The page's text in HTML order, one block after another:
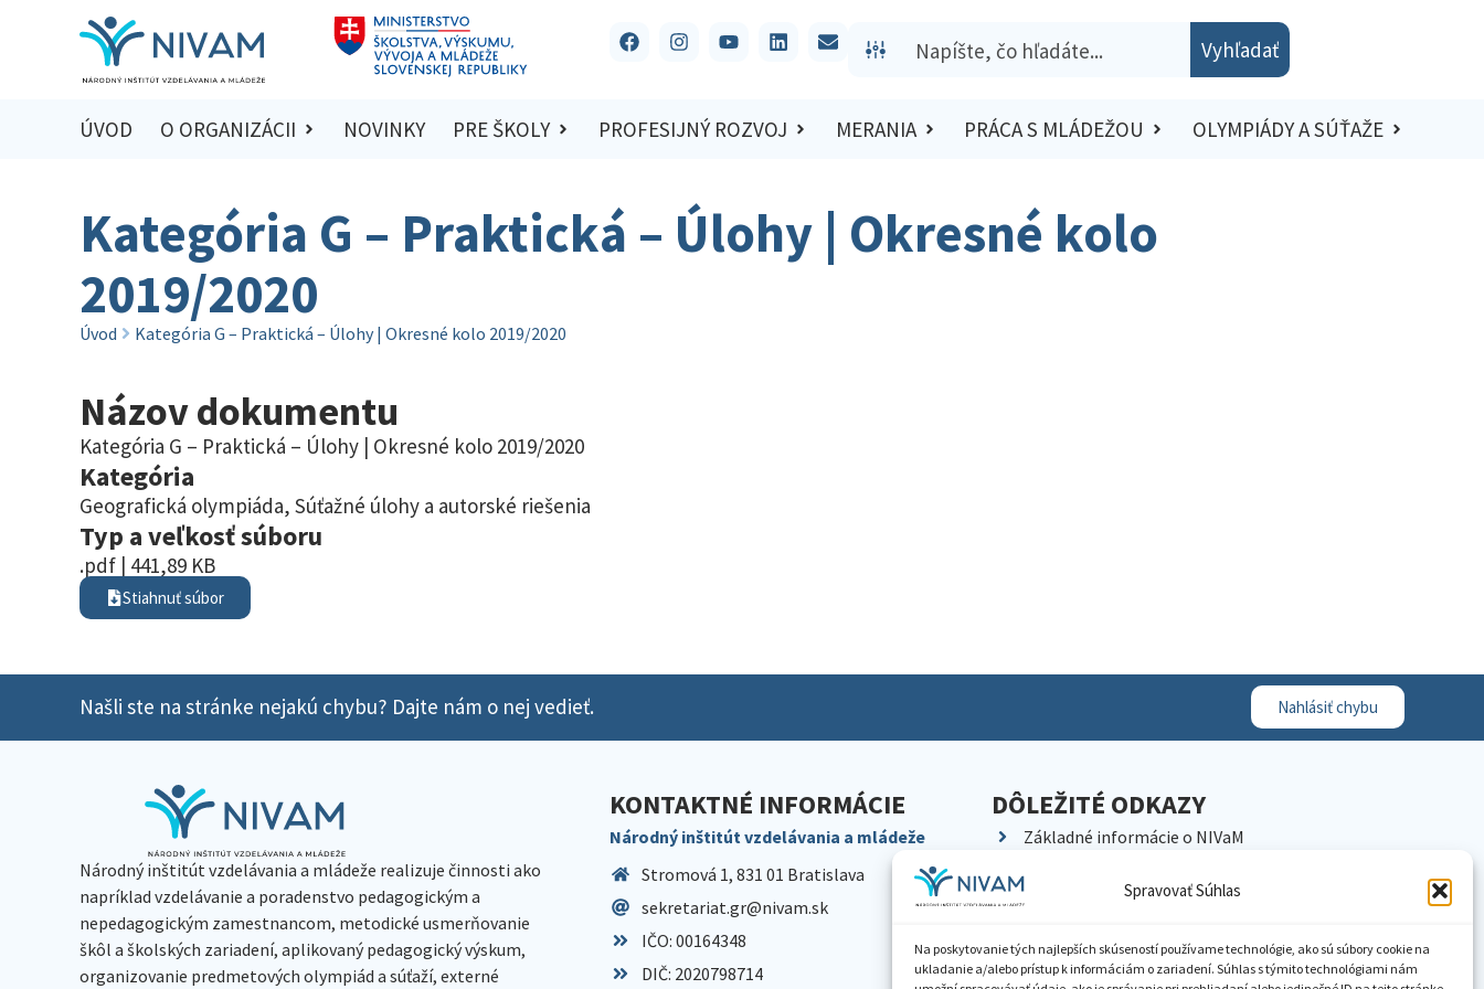
Spravovať Súhlas
Na poskytovanie tých najlepších skúseností používame technológie, ako sú súbory cookie na
ukladanie a/alebo prístup k informáciám o zariadení. Súhlas s týmito technológiami nám
Vyhľadať
ÚVOD O ORGANIZÁCII NOVINKY PRE ŠKOLY PROFESIJNÝ ROZVOJ MERANIA PRÁCA S MLÁDEŽOU OLYMPIÁDY A SÚŤAŽE
Kategória G – Praktická – Úlohy | Okresné kolo
2019/2020
Úvod Kategória G – Praktická – Úlohy | Okresné kolo 2019/2020
Názov dokumentu
Kategória G – Praktická – Úlohy | Okresné kolo 2019/2020
Kategória
Geografická olympiáda, Súťažné úlohy a autorské riešenia
Typ a veľkosť súboru
.pdf | 441,89 KB
Stiahnuť súbor
Našli ste na stránke nejakú chybu? Dajte nám o nej vedieť. Nahlásiť chybu
Národný inštitút vzdelávania a mládeže realizuje činnosti ako
napríklad vzdelávanie a poradenstvo pedagogickým a
nepedagogickým zamestnancom, metodické usmerňovanie
škôl a školských zariadení, aplikovaný pedagogický výskum,
organizovanie predmetových olympiád a súťaží, externé
KONTAKTNÉ INFORMÁCIE
Národný inštitút vzdelávania a mládeže
Stromová 1, 831 01 Bratislava
sekretariat.gr@nivam.sk
IČO: 00164348
DIČ: 2020798714
DÔLEŽITÉ ODKAZY
Základné informácie o NIVaM
Kariéra
Pracoviská NIVaM